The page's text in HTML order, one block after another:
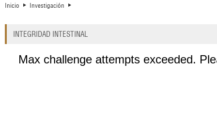
Inicio Investigación
INTEGRIDAD INTESTINAL